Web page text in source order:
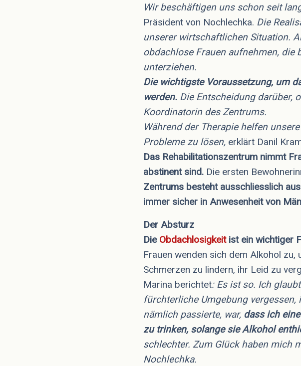
Wir beschäftigen uns schon seit
Präsident von Nochlechka. Die
unserer wirtschaftlichen Situation.
obdachlose Frauen aufnehmen,
unterziehen.
Die wichtigste Voraussetzung, um
werden. Die Entscheidung darüber,
Koordinatorin des Zentrums.
Während der Therapie helfen
Probleme zu lösen, erklärt Danil
Das Rehabilitationszentrum nimmt
abstinent sind. Die ersten
Zentrums besteht ausschliesslich
immer sicher in Anwesenheit von
Der Absturz
Die Obdachlosigkeitist ein wichtiger
Frauen wenden sich dem Alkohol
Schmerzen zu lindern, ihr Leid zu
Marina berichtet: Es ist so. Ich
fürchterliche Umgebung
nämlich passierte, war, dass ich
zu trinken, solange sie Alkohol
schlechter. Zum Glück haben mich
Nochlechka.